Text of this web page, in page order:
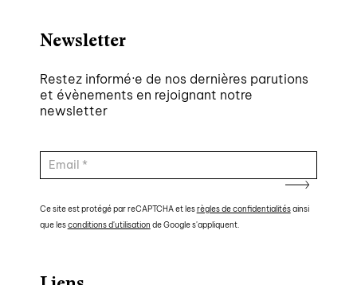
Newsletter
Restez informé·e de nos dernières parutions
et évènements en rejoignant notre
newsletter
Ce site est protégé par reCAPTCHA et lesrègles de confidentialitésainsi
que lesconditions d'utilisation de Google s'appliquent.